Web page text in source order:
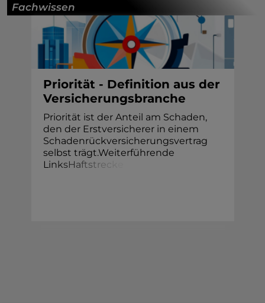
Fachwissen
Priorität - Definition aus der
Versicherungsbranche
Priorität ist der Anteil am Schaden,
den der Erstversicherer in einem
Schadenrückversicherungsvertrag
selbst trägt.Weiterführende
LinksHaftstrec